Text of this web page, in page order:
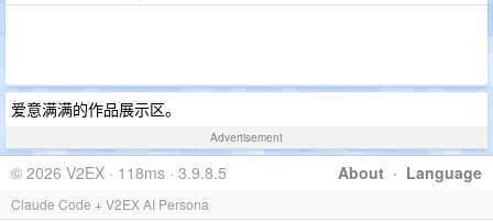
爱意满满的作品展示区。
Advertisement
About · Language
© 2026 V2EX · 118ms · 3.9.8.5
Claude Code + V2EX AI Persona